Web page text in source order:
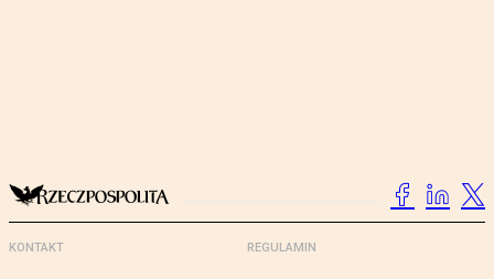
KONTAKT REGULAMIN